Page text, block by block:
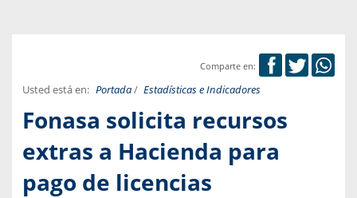
Comparte en:
Usted está en: Portada/ Estadísticas e Indicadores
Fonasa solicita recursos
extras a Hacienda para
pago de licencias